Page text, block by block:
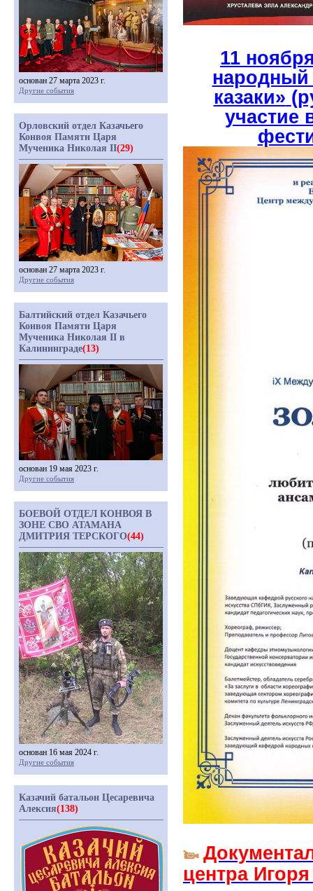
11
народный
казаки»
участие
центра
основан 27 марта 2023 г.
Другие события
Орловский отдел Казачьего
Конвоя Памяти Царя
Мученика Николая II(29)
основан 27 марта 2023 г.
Другие события
Балтийский отдел Казачьего
Конвоя Памяти Царя
Мученика Николая II в
Калининграде(13)
основан 19 мая 2023 г.
Другие события
БОЕВОЙ ОТДЕЛ КОНВОЯ В
ЗОНЕ СВО АТАМАНА
ДМИТРИЯ ТЕРСКОГО(44)
основан 16 мая 2024 г.
Другие события
Казачий батальон Цесаревича
Алексия(138)